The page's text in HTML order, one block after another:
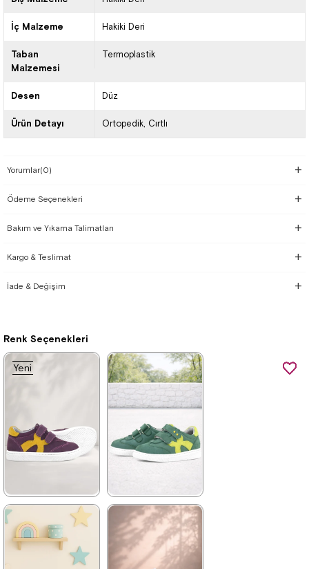
İç Malzeme Hakiki Deri
Taban
Malzemesi
Termoplastik
Desen Düz
Ürün Detayı Ortopedik Cırtlı
Yorumlar(0)
Ödeme Seçenekleri
Bakım ve Yıkama Talimatları
Kargo & Teslimat
İade & Değişim
Renk Seçenekleri
★
1.579,90 ₺
★ ★ ★ ★ ★
1.899,90 ₺
3.249,90 ₺
Yeni